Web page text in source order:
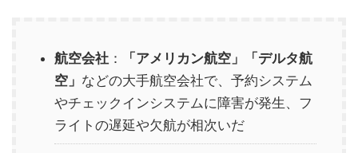
航空会社 ： 「アメリカン航空」「 デルタ航
空」 などの大手航空会社で、予約システム
やチェックインシステムに障害が発生、フ
ライトの遅延や欠航が相次いだ